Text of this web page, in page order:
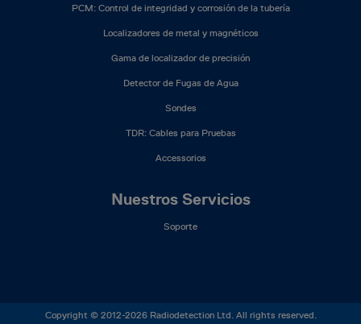
PCM: Control de integridad y corrosión de la tubería
Localizadores de metal y magnéticos
Gama de localizador de precisión
Detector de Fugas de Agua
Sondes
TDR: Cables para Pruebas
Accessorios
Nuestros Servicios
Soporte
Copyright © 2012-2026 Radiodetection Ltd. All rights reserved.